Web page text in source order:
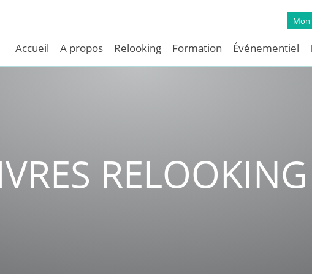
Accueil A propos Relooking Formation Événementiel
RELOOKING